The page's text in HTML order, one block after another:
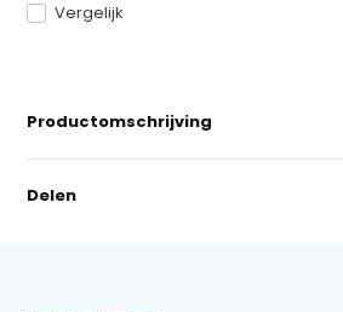
Vergelijk
Productomschrijving
Delen